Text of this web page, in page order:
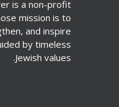
is a non-profit
mission is to
and inspire
by timeless
Jewish values.